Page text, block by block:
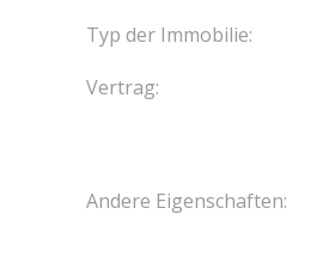
Typ der Immobilie:
Vertrag:
Andere Eigenschaften: